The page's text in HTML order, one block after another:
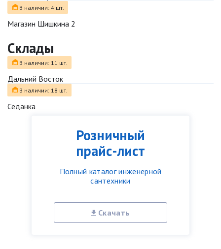
Розничный
прайс-лист
Полный каталог инженерной
сантехники
Скачать
В наличии: 4 шт.
Магазин Шишкина 2
Склады
В наличии: 11 шт.
Дальний Восток
В наличии: 18 шт.
Седанка